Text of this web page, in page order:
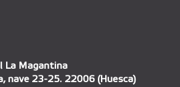
La Magantina
nave 23-25. 22006 (Huesca)